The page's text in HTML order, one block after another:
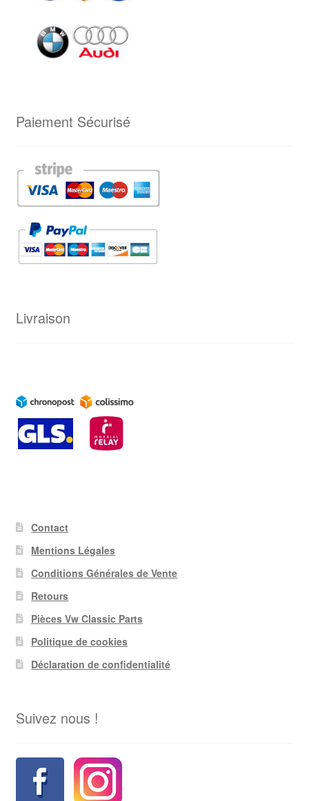
Paiement Sécurisé
Livraison
Contact
Mentions Légales
Conditions Générales de Vente
Retours
Pièces Vw Classic Parts
Politique de cookies
Déclaration de confidentialité
Suivez nous !